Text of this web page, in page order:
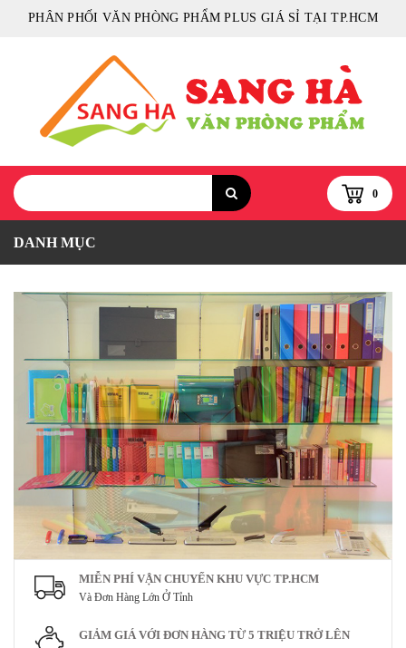
PHÂN PHỐI VĂN PHÒNG PHẨM PLUS GIÁ SỈ TẠI TP.HCM
0
DANH MỤC
MIỄN PHÍ VẬN CHUYỂN KHU VỰC TP.HCM
Và Đơn Hàng Lớn Ở Tỉnh
GIẢM GIÁ VỚI ĐƠN HÀNG TỪ 5 TRIỆU TRỞ LÊN